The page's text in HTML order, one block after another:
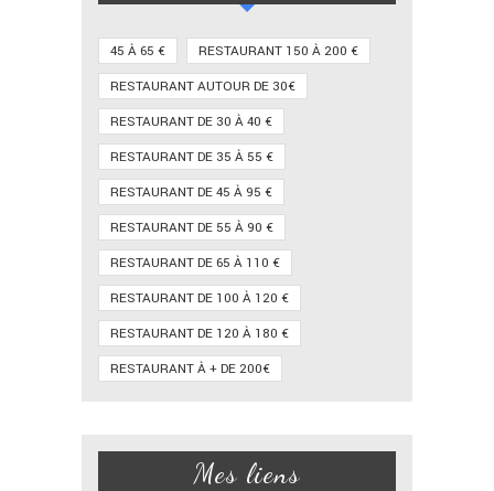
45 À 65 €
RESTAURANT 150 À 200 €
RESTAURANT AUTOUR DE 30€
RESTAURANT DE 30 À 40 €
RESTAURANT DE 35 À 55 €
RESTAURANT DE 45 À 95 €
RESTAURANT DE 55 À 90 €
RESTAURANT DE 65 À 110 €
RESTAURANT DE 100 À 120 €
RESTAURANT DE 120 À 180 €
RESTAURANT À + DE 200€
Mes liens